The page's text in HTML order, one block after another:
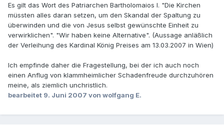
Es gilt das Wort des Patriarchen Bartholomaios I. "Die Kirchen
müssten alles daran setzen, um den Skandal der Spaltung zu
überwinden und die von Jesus selbst gewünschte Einheit zu
verwirklichen". "Wir haben keine Alternative". (Aussage anläßlich
der Verleihung des Kardinal König Preises am 13.03.2007 in Wien)
Ich empfinde daher die Fragestellung, bei der ich auch noch
einen Anflug von klammheimlicher Schadenfreude durchzuhören
meine, als ziemlich unchristlich.
bearbeitet 9. Juni 2007 von wolfgang E.